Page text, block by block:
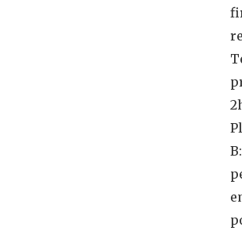
B: